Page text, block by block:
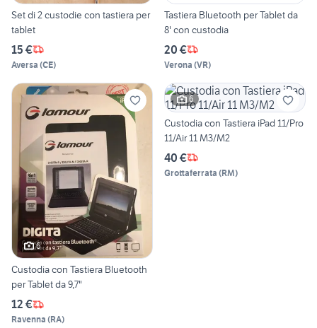
Set di 2 custodie con tastiera per
tablet
15 €
Aversa (CE)
Tastiera Bluetooth per Tablet da
8' con custodia
20 €
Verona (VR)
6
Custodia con Tastiera Bluetooth
per Tablet da 9,7"
12 €
Ravenna (RA)
6
Custodia con Tastiera iPad 11/Pro
11/Air 11 M3/M2
40 €
Grottaferrata (RM)